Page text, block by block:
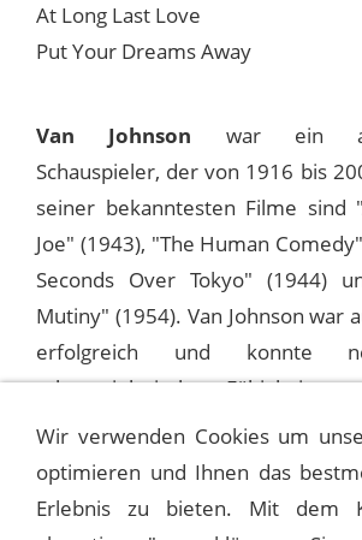
At Long Last Love
Put Your Dreams Away
Van Johnson war ein
Schauspieler, der von 1916 bis
seiner bekanntesten Filme sind
Joe" (1943), "The Human
Seconds Over Tokyo" (1944)
Mutiny" (1954). Van Johnson war
erfolgreich und konnte
schauspielerischen Fähigkeiten
und Tänzer überzeugen.
1958-02-21 THE FRANK
Wir verwenden Cookies um
optimieren und Ihnen das
Erlebnis zu bieten. Mit dem